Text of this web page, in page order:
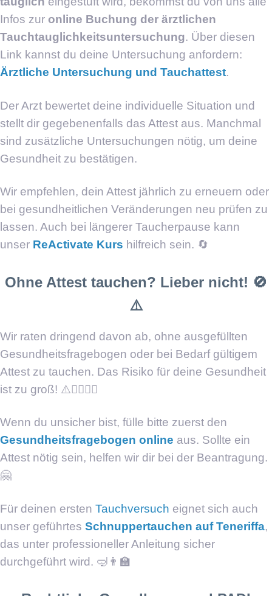
Infos zur online Buchung der ärztlichen
Tauchtauglichkeitsuntersuchung. Über diesen
Link kannst du deine Untersuchung anfordern:
Ärztliche Untersuchung und Tauchattest.
Der Arzt bewertet deine individuelle Situation und
stellt dir gegebenenfalls das Attest aus. Manchmal
sind zusätzliche Untersuchungen nötig, um deine
Gesundheit zu bestätigen.
Wir empfehlen, dein Attest jährlich zu erneuern oder
bei gesundheitlichen Veränderungen neu prüfen zu
lassen. Auch bei längerer Taucherpause kann
unser ReActivate Kurs hilfreich sein. 🔄
Ohne Attest tauchen? Lieber nicht! 🚫
⚠️
Wir raten dringend davon ab, ohne ausgefüllten
Gesundheitsfragebogen oder bei Bedarf gültigem
Attest zu tauchen. Das Risiko für deine Gesundheit
ist zu groß! ⚠️🙅‍♂️🙅‍♀️
Wenn du unsicher bist, fülle bitte zuerst den
Gesundheitsfragebogen online aus. Sollte ein
Attest nötig sein, helfen wir dir bei der Beantragung.
🤗
Für deinen ersten Tauchversuch eignet sich auch
unser geführtes Schnuppertauchen auf Teneriffa,
das unter professioneller Anleitung sicher
durchgeführt wird. 🤿👨‍🏫